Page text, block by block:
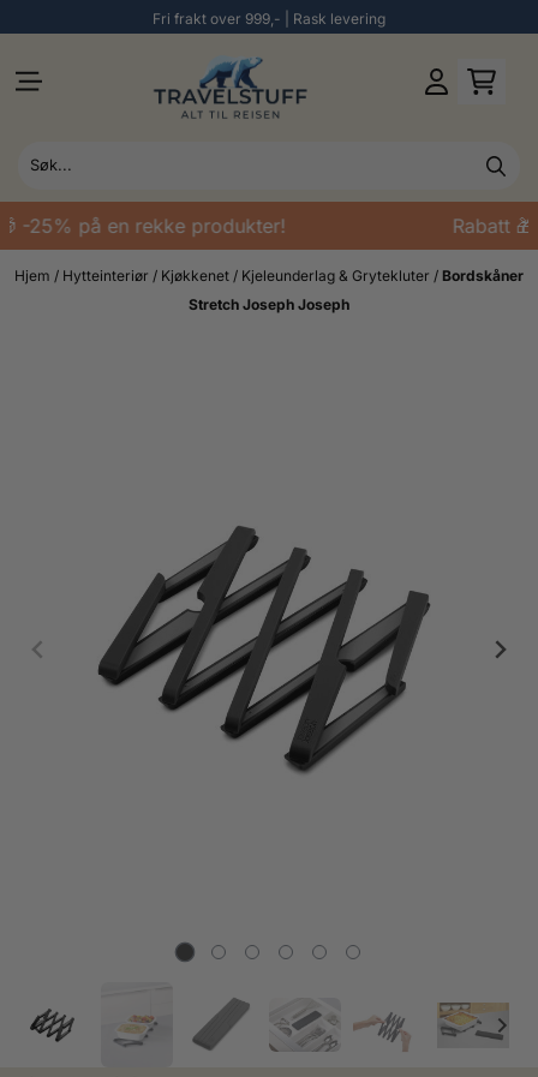
Fri frakt over 999,- | Rask levering
-25% på en rekke produkter! Rabatt
Hjem / Hytteinteriør / Kjøkkenet / Kjeleunderlag & Grytekluter / Bordskåner
Stretch Joseph Joseph